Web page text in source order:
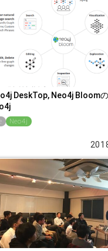
DeskTop, Neo4j Bloom
Neo4j